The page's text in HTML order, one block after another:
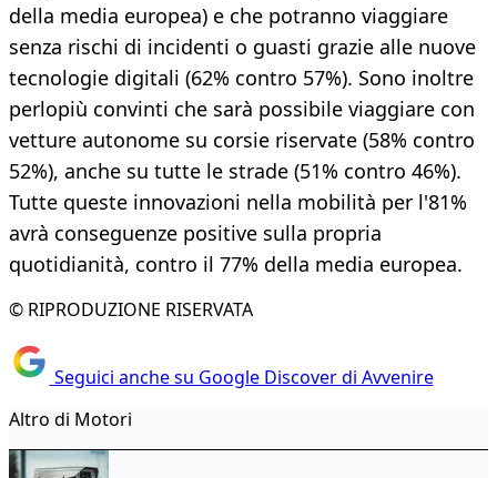
della media europea) e che potranno viaggiare
senza rischi di incidenti o guasti grazie alle nuove
tecnologie digitali (62% contro 57%). Sono inoltre
perlopiù convinti che sarà possibile viaggiare con
vetture autonome su corsie riservate (58% contro
52%), anche su tutte le strade (51% contro 46%).
Tutte queste innovazioni nella mobilità per l'81%
avrà conseguenze positive sulla propria
quotidianità, contro il 77% della media europea.
© RIPRODUZIONE RISERVATA
Seguici anche su Google Discover di Avvenire
Altro di Motori